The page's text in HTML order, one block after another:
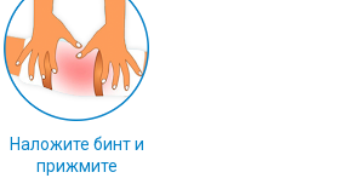
Наложите бинт и
прижмите